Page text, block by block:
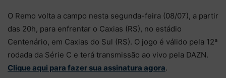
O Remo volta a campo nesta segunda-feira (08/07), a partir
das 20h, para enfrentar o Caxias (RS), no estádio
Centenário, em Caxias do Sul (RS). O jogo é válido pela 12ª
rodada da Série C e terá transmissão ao vivo pela DAZN.
Clique aqui para fazer sua assinatura agora.